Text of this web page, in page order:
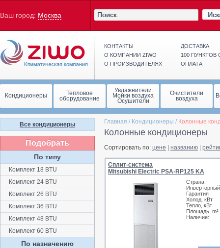
Ваш город: Москва
КОНТАКТЫ
О КОМПАНИИ ZIWO
О ПРОИЗВОДИТЕЛЯХ
ДОСТАВКА
100
ОПЛАТА
Кондиционеры Тепловое
оборудование
Увлажнители
Мойки воздуха
Осушители
Очистители
воздуха
Главная / Кондиционеры / Колонные
Колонные кондиционеры
Сортировать по: цене названию
Сплит-система
Mitsubishi Electric PSA-RP125 KA
Страна
Инверторный
Гарантия
Холод, кВт
Тепло, кВт
Площадь, m²
Наличие:
Все кондиционеры
Подобрать
По типу
Комплект 18 BTU
Комплект 24 BTU
Комплект 26 BTU
Комплект 36 BTU
Комплект 48 BTU
Комплект 60 BTU
По назначению